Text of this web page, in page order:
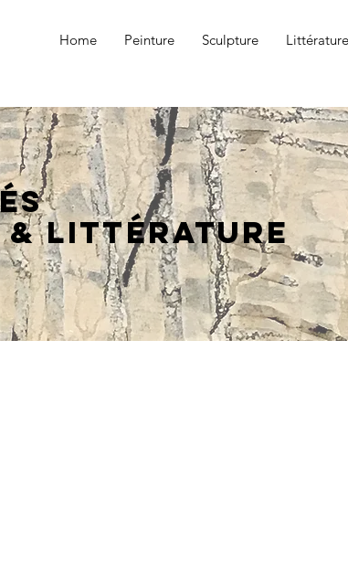
Home Peinture Sculpture Littérature
& littérature